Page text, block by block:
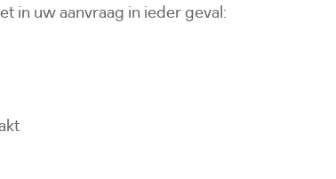
in uw aanvraag in ieder geval: